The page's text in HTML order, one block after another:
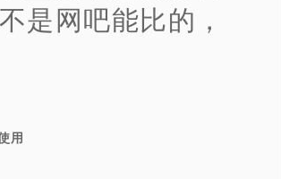
是网吧能比的，
用